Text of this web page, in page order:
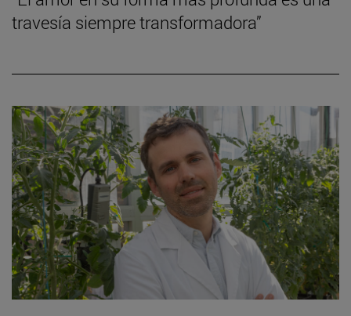
travesía siempre transformadora”